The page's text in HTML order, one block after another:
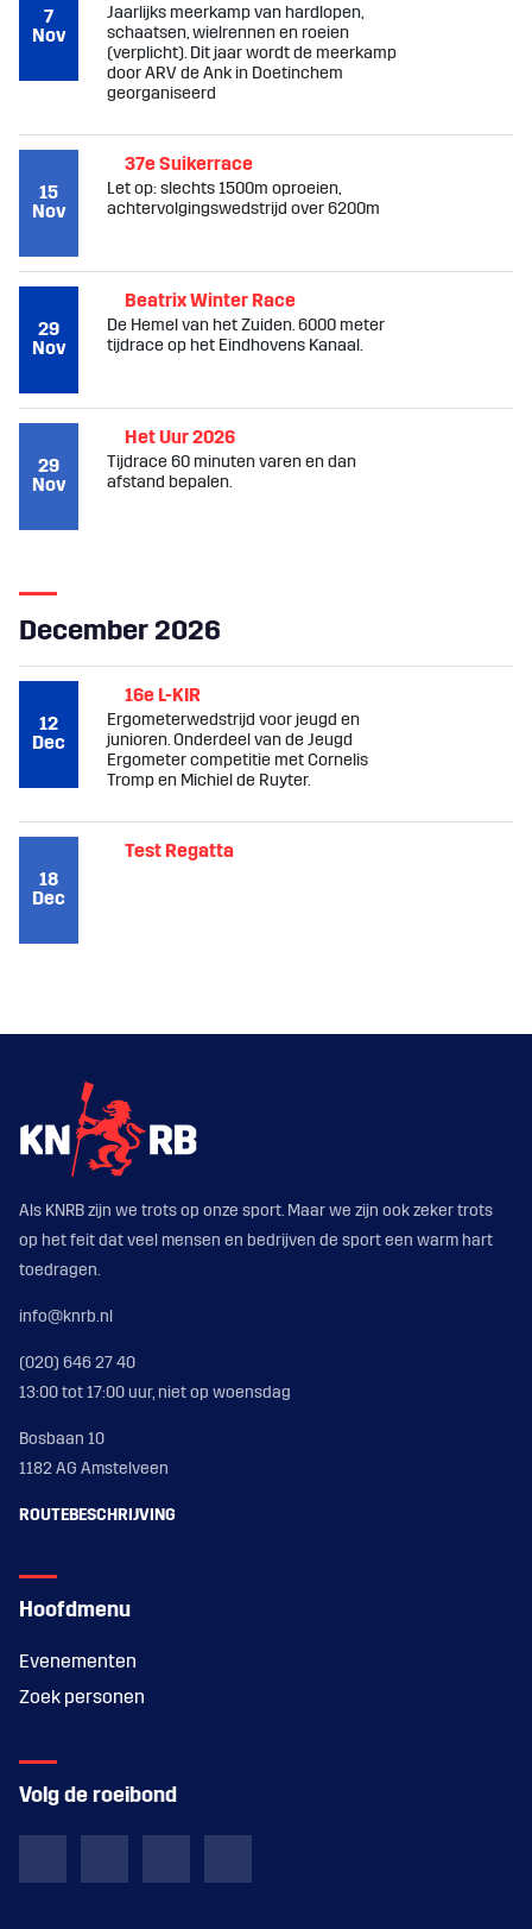
7
Nov
Jaarlijks meerkamp van hardlopen,
schaatsen, wielrennen en roeien
(verplicht). Dit jaar wordt de meerkamp
door ARV de Ank in Doetinchem
georganiseerd
15
Nov
37e Suikerrace
Let op: slechts 1500m oproeien,
achtervolgingswedstrijd over 6200m
29
Nov
Beatrix Winter Race
De Hemel van het Zuiden. 6000 meter
tijdrace op het Eindhovens Kanaal.
29
Nov
Het Uur 2026
Tijdrace 60 minuten varen en dan
afstand bepalen.
December 2026
12
Dec
16e L-KIR
Ergometerwedstrijd voor jeugd en
junioren. Onderdeel van de Jeugd
Ergometer competitie met Cornelis
Tromp en Michiel de Ruyter.
18
Dec
Test Regatta
Als KNRB zijn we trots op onze sport. Maar we zijn ook zeker trots
op het feit dat veel mensen en bedrijven de sport een warm hart
toedragen.
info@knrb.nl
(020) 646 27 40
13:00 tot 17:00 uur, niet op woensdag
Bosbaan 10
1182 AG Amstelveen
ROUTEBESCHRIJVING
Hoofdmenu
Evenementen
Zoek personen
Volg de roeibond